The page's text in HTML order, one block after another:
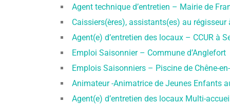
Agent technique d’entretien – Mairie de
Caissiers(ères), assistants(es) au
Agent(e) d’entretien des locaux – CCUR à
Emploi Saisonnier – Commune d’Anglefort
Emplois Saisonniers – Piscine de Chêne-
Animateur -Animatrice de Jeunes Enfants
Agent(e) d’entretien des locaux Multi-